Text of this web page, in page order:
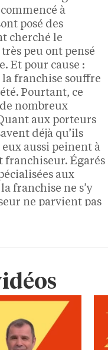
à
posé des
cherché le
peu ont pensé
Et pour cause :
la franchise souffre
Pourtant, ce
nombreux
aux porteurs
déjà qu’ils
aussi peinent à
franchiseur. Égarés
aux
franchise ne s’y
ne parvient pas
prêtes à
de
ambition : mettre
sous le feu
entrepreneur la